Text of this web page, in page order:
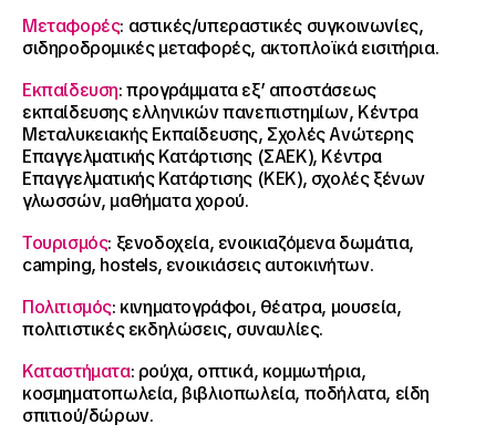
Μεταφορές: αστικές/υπεραστικές συγκοινωνίες,
σιδηροδρομικές μεταφορές, ακτοπλοϊκά εισιτήρια.
Εκπαίδευση: προγράμματα εξ’ αποστάσεως
εκπαίδευσης ελληνικών πανεπιστημίων, Κέντρα
Μεταλυκειακής Εκπαίδευσης, Σχολές Ανώτερης
Επαγγελματικής Κατάρτισης (ΣΑΕΚ), Κέντρα
Επαγγελματικής Κατάρτισης (ΚΕΚ), σχολές ξένων
γλωσσών, μαθήματα χορού.
Τουρισμός: ξενοδοχεία, ενοικιαζόμενα δωμάτια,
camping, hostels, ενοικιάσεις αυτοκινήτων.
Πολιτισμός: κινηματογράφοι, θέατρα, μουσεία,
πολιτιστικές εκδηλώσεις, συναυλίες.
Καταστήματα: ρούχα, οπτικά, κομμωτήρια,
κοσμηματοπωλεία, βιβλιοπωλεία, ποδήλατα, είδη
σπιτιού/δώρων.